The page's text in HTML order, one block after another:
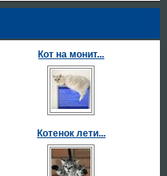
Кот на монит...
Котенок лети...